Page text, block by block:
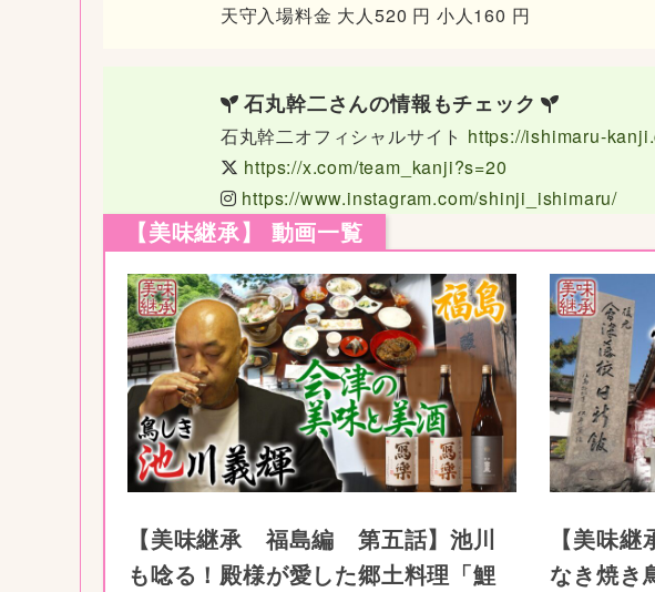
天守入場料金 大人520 円 小人160 円
石丸幹二さんの情報もチェック
石丸幹二オフィシャルサイト https://ishimaru-
https://x.com/team_kanji?s=20
https://www.instagram.com/shinji_ishimaru/
【美味継承】 動画一覧
【美味継承 福島編 第五話】池川
も唸る！殿様が愛した郷土料理「鯉
【美味
なき焼き